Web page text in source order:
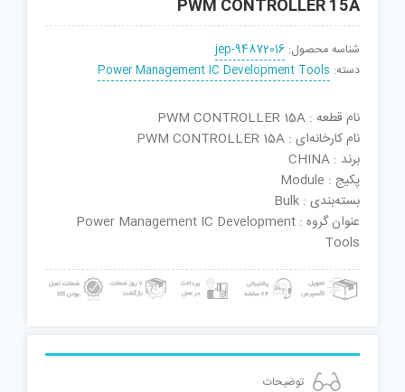
PWM CONTROLLER 15A
شناسه محصول: jep-94872016
دسته: Power Management IC Development Tools
نام قطعه : PWM CONTROLLER 15A
نام کارخانه‌ای : PWM CONTROLLER 15A
برند : CHINA
پکیج : Module
بسته‌بندی : Bulk
عنوان گروه : Power Management IC Development
Tools
توضیحات